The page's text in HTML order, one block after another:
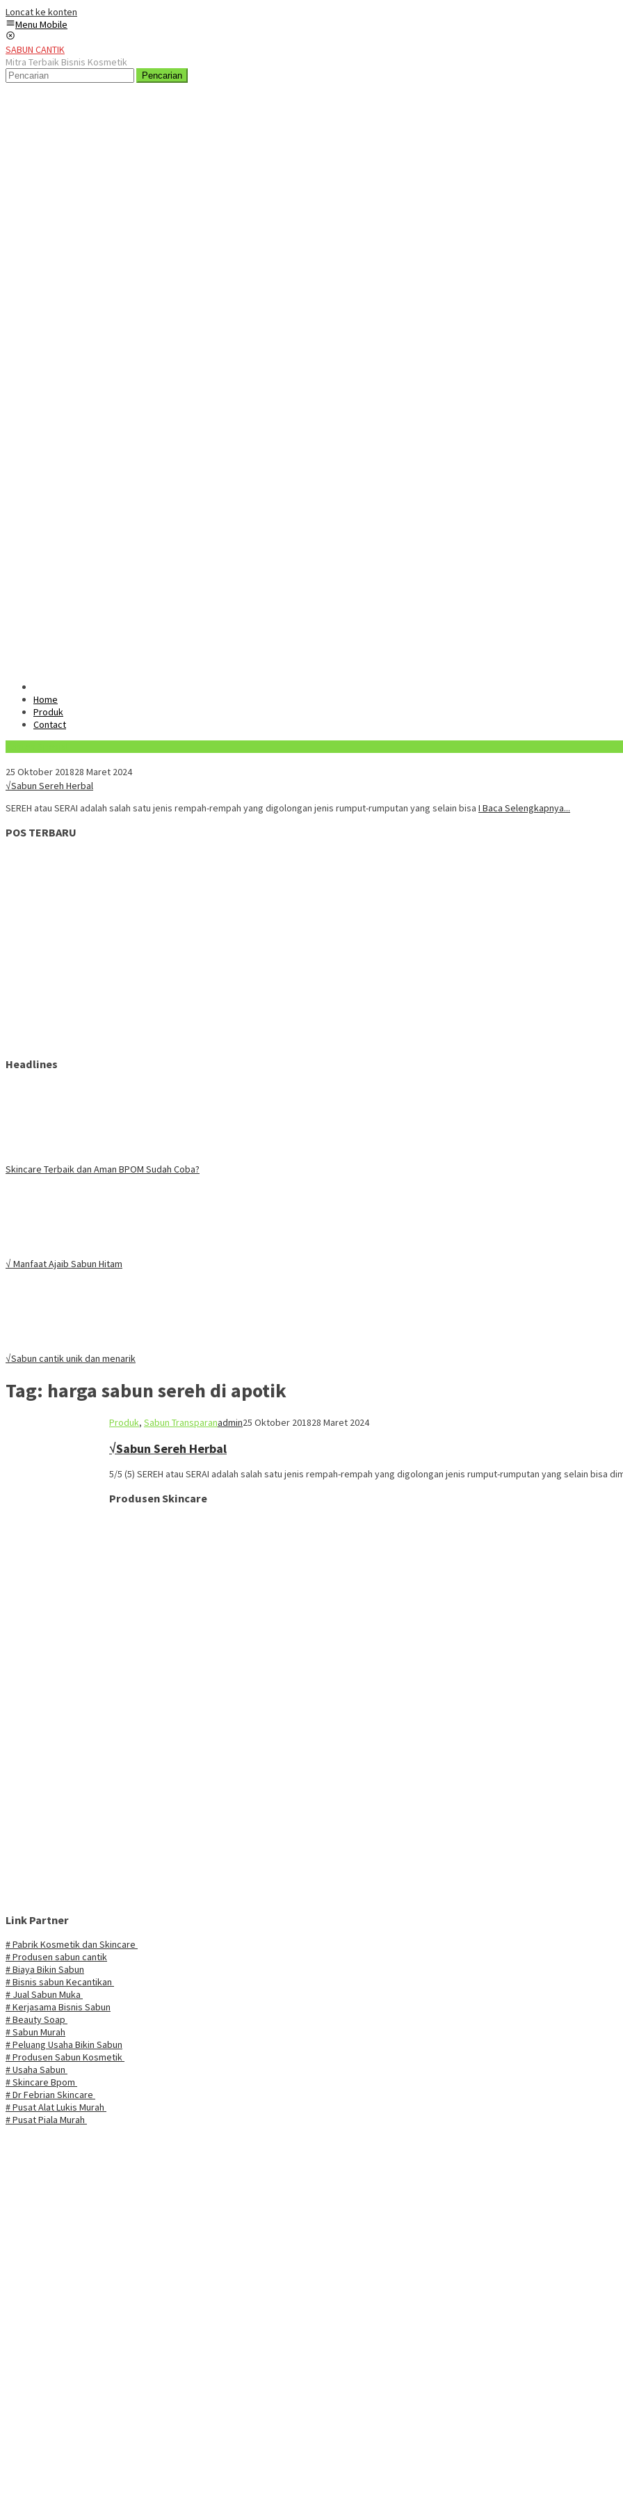
Loncat ke konten
Menu Mobile
SABUN CANTIK
Mitra Terbaik Bisnis Kosmetik
Pencarian
Home
Produk
Contact
25 Oktober 201828 Maret 2024
√Sabun Sereh Herbal
SEREH atau SERAI adalah salah satu jenis rempah-rempah yang digolongan jenis rumput-rumputan yang selain bisa I Baca Selengkapnya...
POS TERBARU
Headlines
Skincare Terbaik dan Aman BPOM Sudah Coba?
√ Manfaat Ajaib Sabun Hitam
√Sabun cantik unik dan menarik
Tag: harga sabun sereh di apotik
Produk, Sabun Transparanadmin25 Oktober 201828 Maret 2024
√Sabun Sereh Herbal
5/5 (5) SEREH atau SERAI adalah salah satu jenis rempah-rempah yang digolongan jenis rumput-rumputan yang selain bisa
Produsen Skincare
Link Partner
# Pabrik Kosmetik dan Skincare
# Produsen sabun cantik
# Biaya Bikin Sabun
# Bisnis sabun Kecantikan
# Jual Sabun Muka
# Kerjasama Bisnis Sabun
# Beauty Soap
# Sabun Murah
# Peluang Usaha Bikin Sabun
# Produsen Sabun Kosmetik
# Usaha Sabun
# Skincare Bpom
# Dr Febrian Skincare
# Pusat Alat Lukis Murah
# Pusat Piala Murah